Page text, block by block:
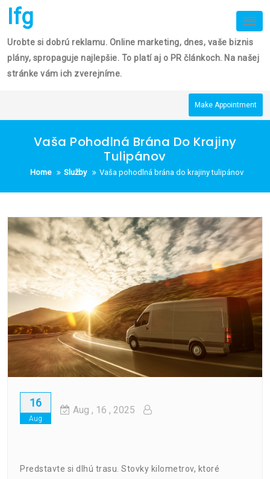
Skip
content
Ifg
Urobte si dobrú reklamu. Online marketing, dnes, vaše biznis
plány, spropaguje najlepšie. To platí aj o PR článkoch. Na našej
stránke vám ich zverejníme.
Make Appointment
Vaša Pohodlná Brána Do Krajiny
Tulipánov
Home Služby Vaša pohodlná brána do krajiny tulipánov
16
Aug
Aug , 16 , 2025
Predstavte si dlhú trasu. Stovky kilometrov, ktoré